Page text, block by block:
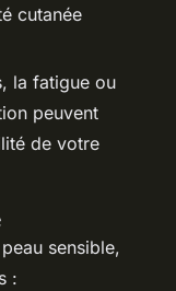
cutanée
la fatigue ou
peuvent
de votre
sensible,
: